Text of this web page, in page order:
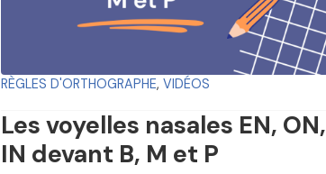
RÈGLES D'ORTHOGRAPHE, VIDÉOS
Les voyelles nasales EN, ON,
IN devant B, M et P